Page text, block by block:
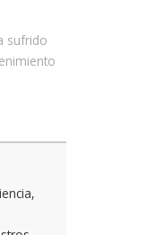
sufrido